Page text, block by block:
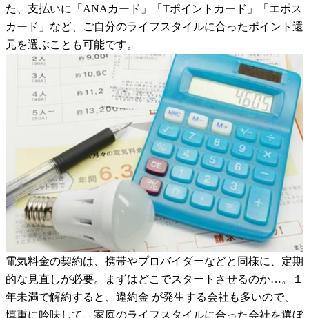
た、支払いに「ANAカード」「Tポイントカード」「エポス
カード」など、ご自分のライフスタイルに合ったポイント還
元を選ぶことも可能です。
電気料金の契約は、携帯やプロバイダーなどと同様に、定期
的な見直しが必要。まずはどこでスタートさせるのか…。１
年未満で解約すると、違約金 が発生する会社も多いので、
慎重に吟味して、家庭のライフスタイルに合った会社を選ぼ